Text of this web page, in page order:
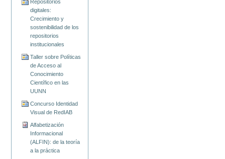
Repositorios
digitales:
Crecimiento y
sostenibilidad de los
repositorios
institucionales
Taller sobre Políticas
de Acceso al
Conocimiento
Científico en las
UUNN
Concurso Identidad
Visual de RedIAB
Alfabetización
Informacional
(ALFIN): de la teoría
a la práctica